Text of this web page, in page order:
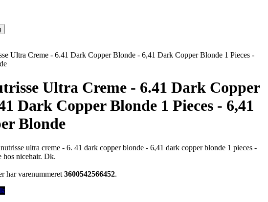
Ultra Creme - 6.41 Dark Copper Blonde - 6,41 Dark Copper Blonde 1 Pieces -
Ultra Creme - 6.41 Dark Copper
Dark Copper Blonde 1 Pieces - 6,41
Blonde
ultra creme - 6. 41 dark copper blonde - 6,41 dark copper blonde 1 pieces -
hos nicehair. Dk.
har varenummeret3600542566452.